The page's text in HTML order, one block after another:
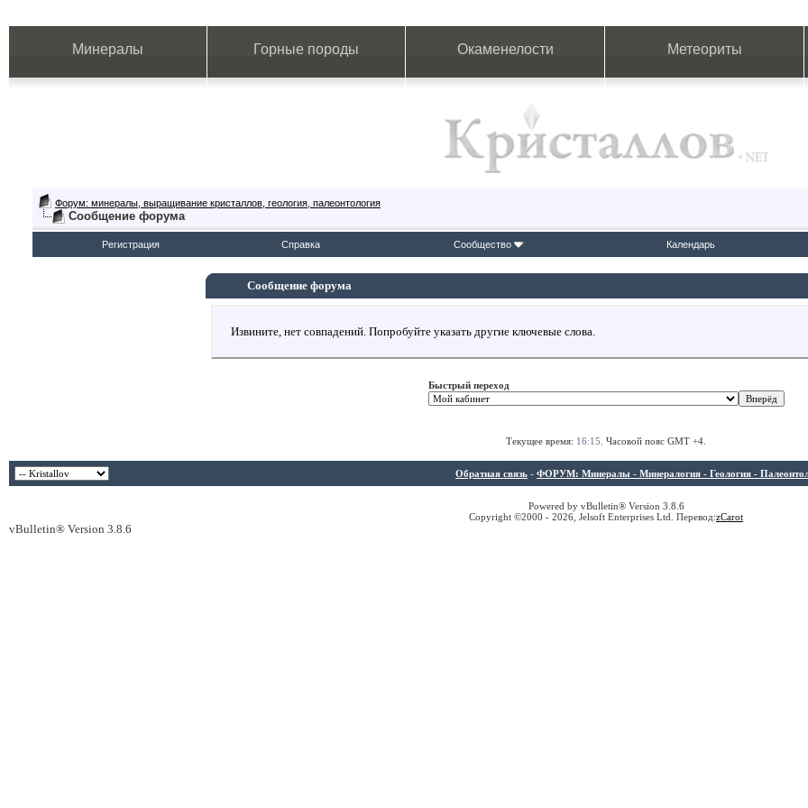
Минералы Горные породы Окаменелости Метеориты
Форум: минералы, выращивание кристаллов, геология, палеонтология
Сообщение форума
Регистрация Справка Сообщество Календарь
Сообщение форума
Извините, нет совпадений. Попробуйте указать другие ключевые слова.
Быстрый переход
Текущее время: 16:15 . Часовой пояс GMT +4.
Обратная связь - ФОРУМ: Минералы - Минералогия - Геология -
Powered by vBulletin® Version 3.8.6
Copyright ©2000 - 2026, Jelsoft Enterprises Ltd. Перевод:zCarot
vBulletin® Version 3.8.6